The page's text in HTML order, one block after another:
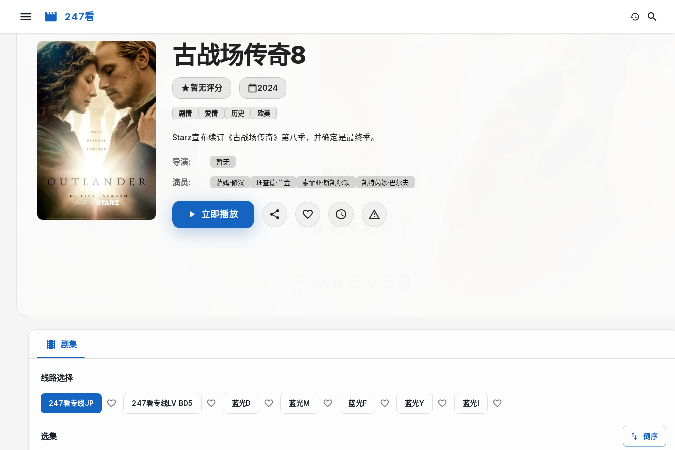
247看
古战场传奇8
暂无评分 2024
剧情 爱情 历史 欧美
Starz宣布续订《古战场传奇》第八季，并确定是最终季。
导演: 暂无
演员: 萨姆·修汉 理查德·兰金 索菲亚·斯凯尔顿 凯特芮娜·巴尔夫
立即播放
剧集
线路选择
247看专线JP 247看专线LV BD5 蓝光D 蓝光M 蓝光F 蓝光Y 蓝光I
选集 倒序